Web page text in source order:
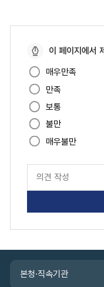
페
이
지
만
족
도
이 페이지에서
매우만족
만족
보통
불만
매우불만
지
족
가
력
본청·직속기관